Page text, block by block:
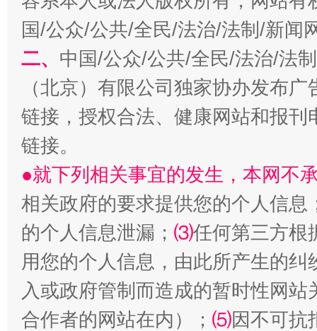
揭开“小金库”的免责幌子
受贿1.44亿！段成刚被判无期 从幼
国/公众/公共/全民/法治/法制/新闻
二、 中国/公众/公共/全民/法治/法
（北京）有限公司独家协办发布
链接，授权合法、健康网站和报
链接。
●就下列相关事宜的发生，本网不
相关政府的要求提供您的个人信息
的个人信息泄漏； ⑶任何第三方根
用您的个人信息，由此所产生的纠
入或政府管制而造成的暂时性网
合作者的网站在内）； ⑸因不可抗